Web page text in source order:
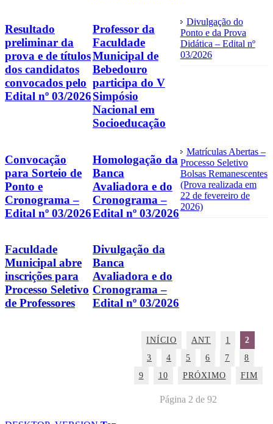
Resultado
preliminar da
prova e de títulos
dos candidatos
convocados pelo
Edital nº 03/2026
Professor da
Faculdade
Municipal de
Bebedouro
participa do V
Simpósio
Nacional em
Socioeducação
Divulgação do
Ponto e da Prova
Didática – Edital nº
03/2026
Convocação
para Sorteio de
Ponto e
Cronograma –
Edital nº 03/2026
Homologação da
Banca
Avaliadora e do
Cronograma –
Edital nº 03/2026
Matrículas Abertas –
Processo Seletivo
Bolsas Remanescentes
(Prova realizada em
22 de fevereiro de
2026)
Faculdade
Municipal abre
inscrições para
Processo Seletivo
de Professores
Divulgação da
Banca
Avaliadora e do
Cronograma –
Edital nº 03/2026
INÍCIO ANT 1
2
3
4 5 6 7
8
9
10 PRÓXIMO FIM
Página 2 de 92